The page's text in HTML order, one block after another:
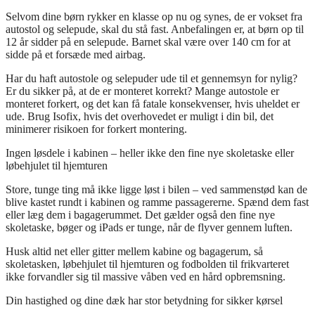
Selvom dine børn rykker en klasse op nu og synes, de er vokset fra
autostol og selepude, skal du stå fast. Anbefalingen er, at børn op til
12 år sidder på en selepude. Barnet skal være over 140 cm for at
sidde på et forsæde med airbag.
Har du haft autostole og selepuder ude til et gennemsyn for nylig?
Er du sikker på, at de er monteret korrekt? Mange autostole er
monteret forkert, og det kan få fatale konsekvenser, hvis uheldet er
ude. Brug Isofix, hvis det overhovedet er muligt i din bil, det
minimerer risikoen for forkert montering.
Ingen løsdele i kabinen – heller ikke den fine nye skoletaske eller
løbehjulet til hjemturen
Store, tunge ting må ikke ligge løst i bilen – ved sammenstød kan de
blive kastet rundt i kabinen og ramme passagererne. Spænd dem fast
eller læg dem i bagagerummet. Det gælder også den fine nye
skoletaske, bøger og iPads er tunge, når de flyver gennem luften.
Husk altid net eller gitter mellem kabine og bagagerum, så
skoletasken, løbehjulet til hjemturen og fodbolden til frikvarteret
ikke forvandler sig til massive våben ved en hård opbremsning.
Din hastighed og dine dæk har stor betydning for sikker kørsel